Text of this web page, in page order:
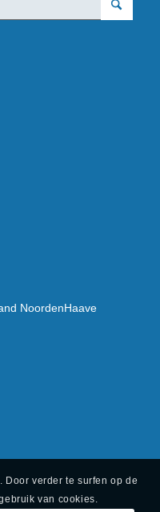
NoordenHaave
Door verder te surfen op de
van cookies.